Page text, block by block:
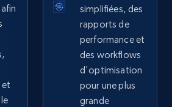
- Gather data on products
code, Model number,
name, Manufacturer,
simplifiées, des
rapports de
performance et
des workflows
d'optimisation
pour une plus
grande